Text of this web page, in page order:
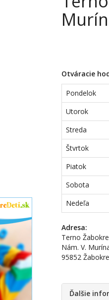
Otváracie
Pondelok
Utorok
Streda
Štvrtok
Piatok
Sobota
Nedeľa
Adresa:
Terno
Nám. V.
95852
Ďalšie